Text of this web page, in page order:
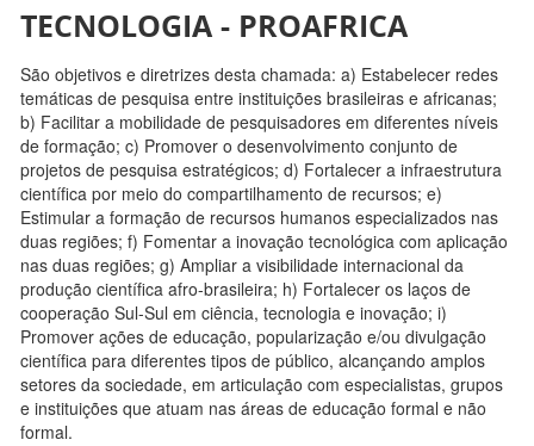
TECNOLOGIA - PROAFRICA
São objetivos e diretrizes desta chamada: a) Estabelecer redes
temáticas de pesquisa entre instituições brasileiras e africanas;
b) Facilitar a mobilidade de pesquisadores em diferentes níveis
de formação; c) Promover o desenvolvimento conjunto de
projetos de pesquisa estratégicos; d) Fortalecer a infraestrutura
científica por meio do compartilhamento de recursos; e)
Estimular a formação de recursos humanos especializados nas
duas regiões; f) Fomentar a inovação tecnológica com aplicação
nas duas regiões; g) Ampliar a visibilidade internacional da
produção científica afro-brasileira; h) Fortalecer os laços de
cooperação Sul-Sul em ciência, tecnologia e inovação; i)
Promover ações de educação, popularização e/ou divulgação
científica para diferentes tipos de público, alcançando amplos
setores da sociedade, em articulação com especialistas, grupos
e instituições que atuam nas áreas de educação formal e não
formal.